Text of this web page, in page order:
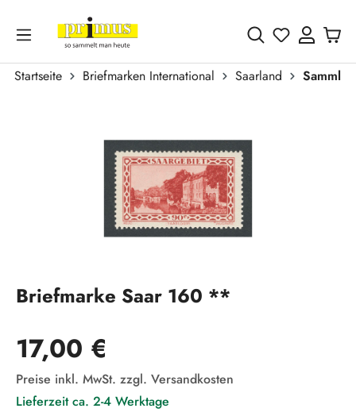
Zum Hauptinhalt springen
Du hast 0
Startseite Briefmarken International Saarland
Briefmarke Saar 160 **
Regulärer Preis:
17,00 €
Preise inkl. MwSt. zzgl. Versandkosten
Lieferzeit ca. 2-4 Werktage